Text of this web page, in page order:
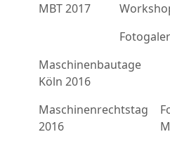
MBT 2017
Maschinenbautage
Köln 2016
Maschinenrechtstag
2016